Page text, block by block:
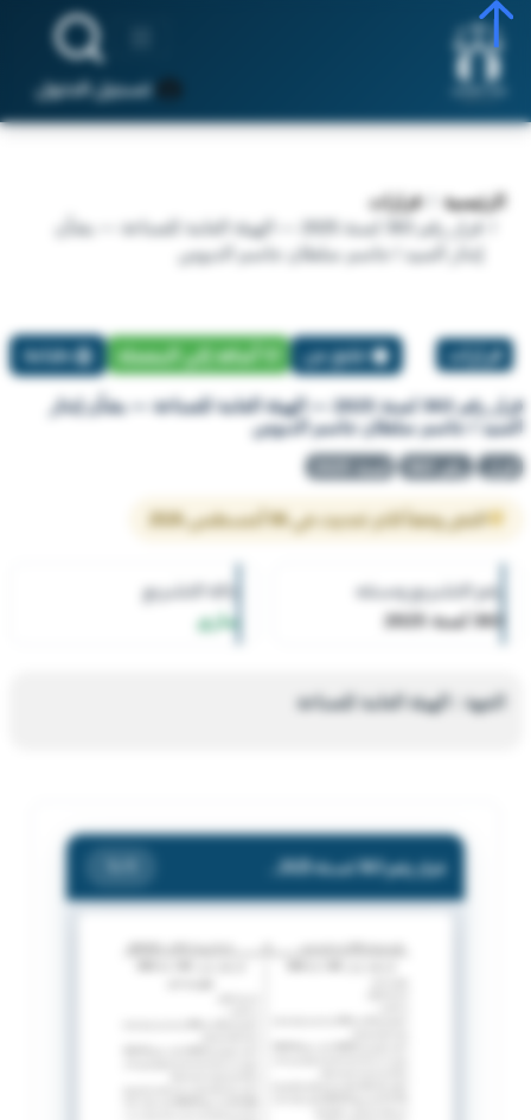
تسجيل الدخول
الرئيسية
قرارات
قرار رقم 363 لسنة 2025 — الهيئة العامة للصناعة — بشأن
إنذار السيد / جاسم سلطان جاسم الدبوس
قرارات تبليغ عن أضافة إلي المفضلة طباعة
قرار رقم 363 لسنة 2025 — الهيئة العامة للصناعة — بشأن إنذار
السيد / جاسم سلطان جاسم الدبوس
قرار رقم 363 لسنة 2025
النص وفقاً لآخر تحديث في 06 أغسطس 2026
رقم التشريع وسنته
363 لسنة 2025
حالة التشريع
ساري
الجهة : الهيئة العامة للصناعة